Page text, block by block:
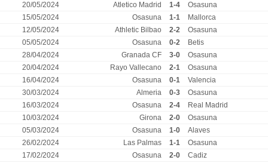
20/05/2024
Atletico Madrid 1-4
Osasuna
15/05/2024
Osasuna 1-1
Mallorca
12/05/2024
Athletic Bilbao 2-2
Osasuna
05/05/2024
Osasuna 0-2
Betis
28/04/2024
Granada CF 3-0
Osasuna
20/04/2024
Rayo Vallecano 2-1
Osasuna
16/04/2024
Osasuna 0-1
Valencia
30/03/2024
Almeria 0-3
Osasuna
16/03/2024
Osasuna 2-4
Real Madrid
10/03/2024
Girona 2-0
Osasuna
05/03/2024
Osasuna 1-0
Alaves
26/02/2024
Las Palmas 1-1
Osasuna
17/02/2024
Osasuna 2-0
Cadiz